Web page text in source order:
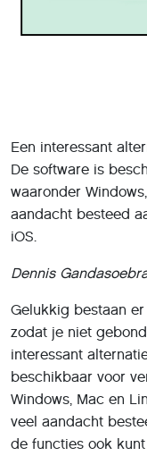
Een interessant
De software is
waaronder
aandacht besteed
iOS.
Dennis
Gelukkig bestaan
zodat je niet
interessant
beschikbaar voor
Windows, Mac en
veel aandacht
de functies ook